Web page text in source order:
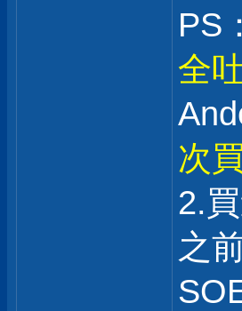
PS：
全
次
2.
之